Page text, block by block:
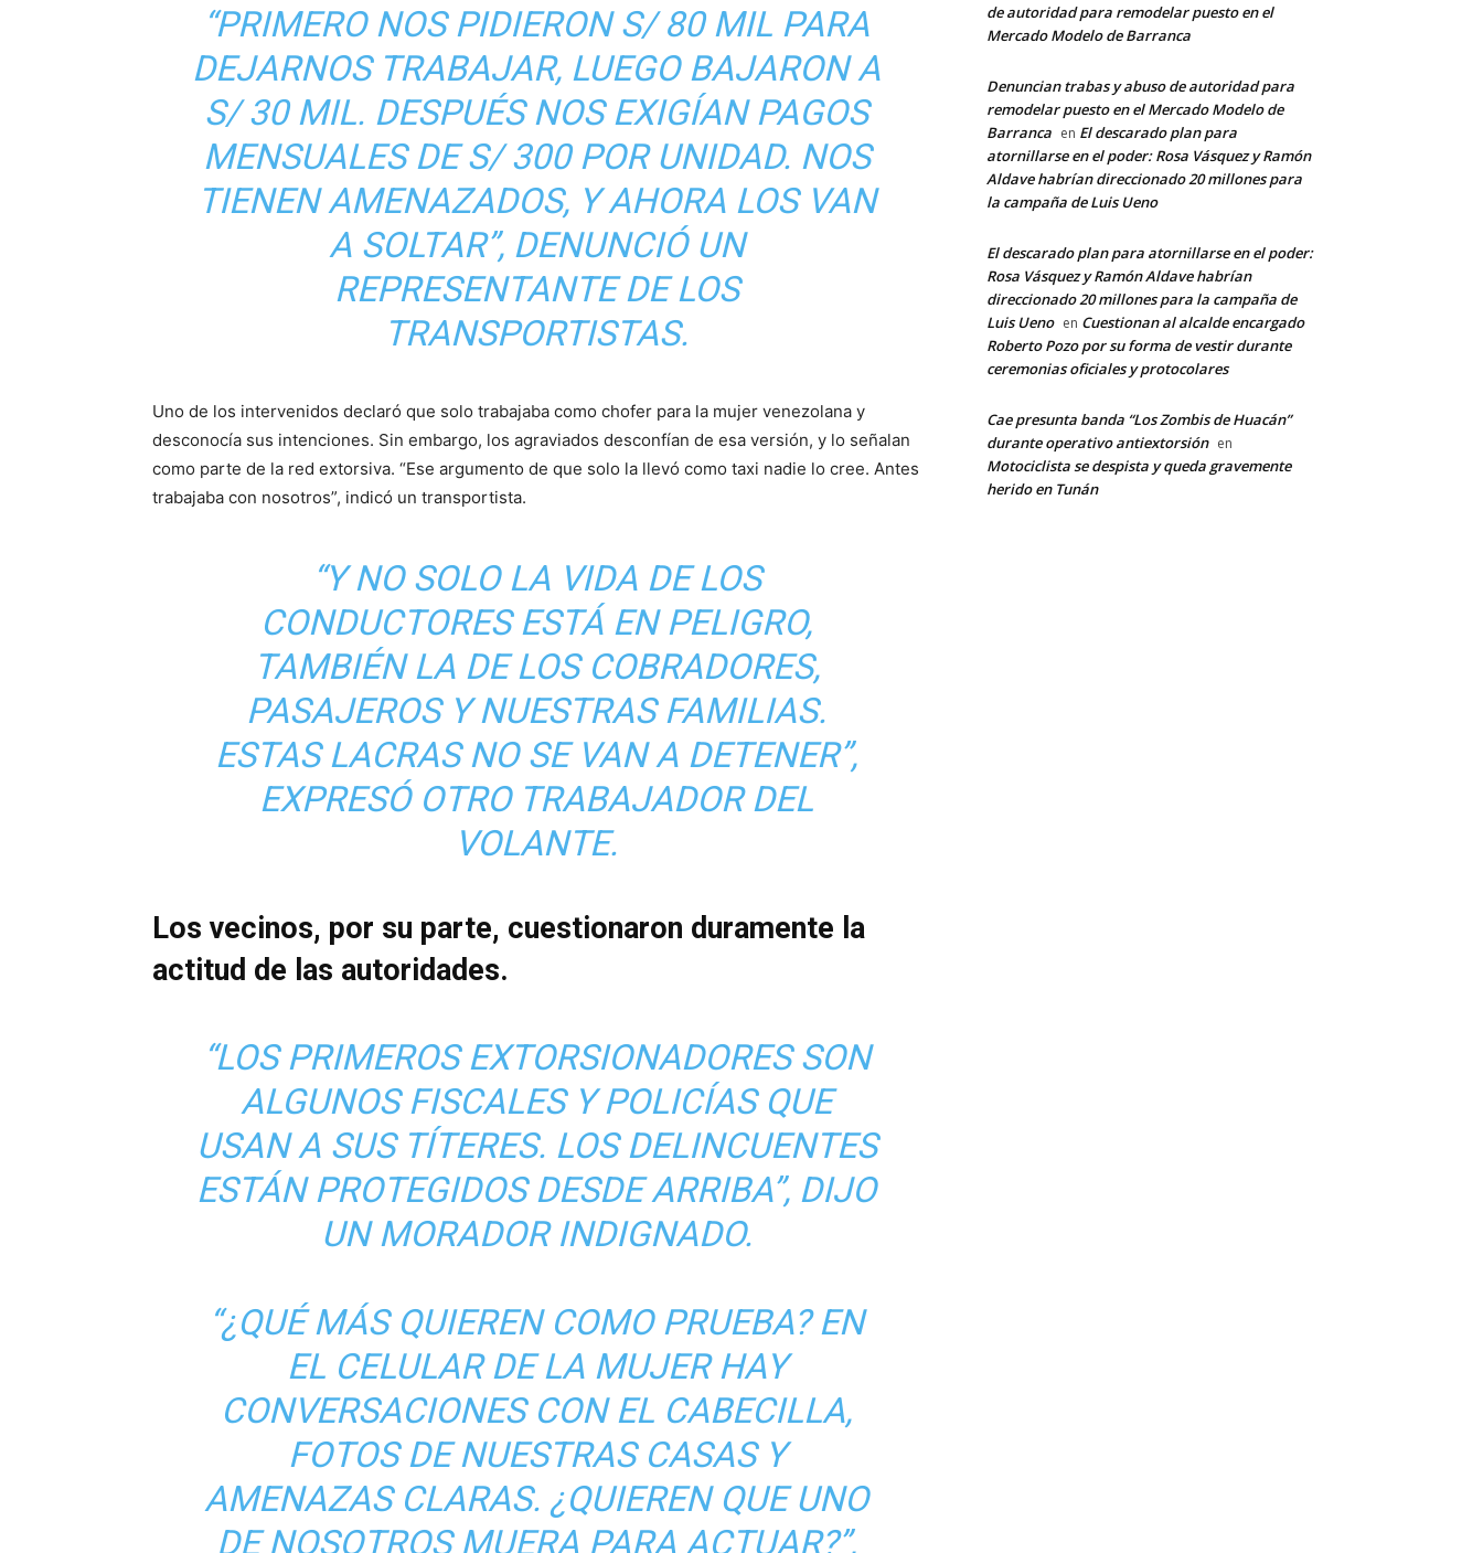
“PRIMERO NOS PIDIERON S/ 80 MIL PARA
DEJARNOS TRABAJAR, LUEGO BAJARON A
S/ 30 MIL. DESPUÉS NOS EXIGÍAN PAGOS
MENSUALES DE S/ 300 POR UNIDAD. NOS
TIENEN AMENAZADOS, Y AHORA LOS VAN
A SOLTAR”, DENUNCIÓ UN
REPRESENTANTE DE LOS
TRANSPORTISTAS.
Uno de los intervenidos declaró que solo trabajaba como chofer para la mujer venezolana y
desconocía sus intenciones. Sin embargo, los agraviados desconfían de esa versión, y lo señalan
como parte de la red extorsiva. “Ese argumento de que solo la llevó como taxi nadie lo cree. Antes
trabajaba con nosotros”, indicó un transportista.
“Y NO SOLO LA VIDA DE LOS
CONDUCTORES ESTÁ EN PELIGRO,
TAMBIÉN LA DE LOS COBRADORES,
PASAJEROS Y NUESTRAS FAMILIAS.
ESTAS LACRAS NO SE VAN A DETENER”,
EXPRESÓ OTRO TRABAJADOR DEL
VOLANTE.
Los vecinos, por su parte, cuestionaron duramente la
actitud de las autoridades.
“LOS PRIMEROS EXTORSIONADORES SON
ALGUNOS FISCALES Y POLICÍAS QUE
USAN A SUS TÍTERES. LOS DELINCUENTES
ESTÁN PROTEGIDOS DESDE ARRIBA”, DIJO
UN MORADOR INDIGNADO.
“¿QUÉ MÁS QUIEREN COMO PRUEBA? EN
EL CELULAR DE LA MUJER HAY
CONVERSACIONES CON EL CABECILLA,
FOTOS DE NUESTRAS CASAS Y
AMENAZAS CLARAS. ¿QUIEREN QUE UNO
DE NOSOTROS MUERA PARA ACTUAR?”,
de autoridad para remodelar puesto en el
Mercado Modelo de Barranca
Denuncian trabas y abuso de autoridad para
remodelar puesto en el Mercado Modelo de
Barranca en El descarado plan para
atornillarse en el poder: Rosa Vásquez y Ramón
Aldave habrían direccionado 20 millones para
la campaña de Luis Ueno
El descarado plan para atornillarse en el poder:
Rosa Vásquez y Ramón Aldave habrían
direccionado 20 millones para la campaña de
Luis Ueno en Cuestionan al alcalde encargado
Roberto Pozo por su forma de vestir durante
ceremonias oficiales y protocolares
Cae presunta banda “Los Zombis de Huacán”
durante operativo antiextorsión en
Motociclista se despista y queda gravemente
herido en Tunán